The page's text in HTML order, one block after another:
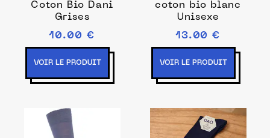
Coton Bio Dani
Grises
10.00 €
VOIR LE PRODUIT
coton bio blanc
Unisexe
13.00 €
VOIR LE PRODUIT